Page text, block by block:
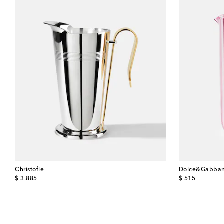
Christofle
$ 3.885
original price
$ 515
original price